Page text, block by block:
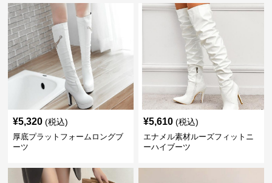
¥5,320 (税込)
厚底プラットフォームロングブ
ーツ
¥5,610 (税込)
エナメル素材ルーズフィットニ
ーハイブーツ